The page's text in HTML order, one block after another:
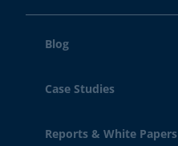
Blog
Case Studies
Reports & White Papers